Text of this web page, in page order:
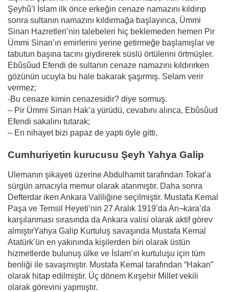
Şeyhû’l İslam ilk önce erkeğin cenaze namazını kıldırıp
sonra sultanın namazını kıldırmağa başlayınca, Ümmi
Sinan Hazretleri’nin talebeleri hiç beklemeden hemen Pir
Ümmi Sinan’ın emirlerini yerine getirmeğe başlamışlar ve
tabutun başına tacını giydirerek süslü örtülerini örtmüşler.
Ebûsûud Efendi de sultanın cenaze namazını kıldırırken
gözünün ucuyla bu hale bakarak şaşırmış. Selam verir
vermez;
-Bu cenaze kimin cenazesidir? diye sormuş.
– Pir Ümmi Sinan Hak’a yürüdü, cevabını alınca, Ebûsûud
Efendi sakalını tutarak;
– En nihayet bizi papaz de yaptı öyle gitti,
Cumhuriyetin kurucusu Şeyh Yahya Galip
Ulemanın şikayeti üzerine Abdulhamit tarafından Tokat’a
sürgün amacıyla memur olarak atanmıştır. Daha sonra
Defterdar iken Ankara Valiliğine seçilmiştir. Mustafa Kemal
Paşa ve Temsil Heyeti’nin 27 Aralık 1919’da An¬kara’da
karşılanması sırasında da Ankara valisi olarak aktif görev
almıştırYahya Galip Kurtuluş savaşında Mustafa Kemal
Atatürk’ün en yakınında kişilerden biri olarak üstün
hizmetlerde bulunuş ülke ve İslam’ın kurtuluşu için tüm
benliği ile savaşmıştır. Mustafa Kemal tarafından “Hakan”
olarak hitap edilmiştir. Üç dönem Kırşehir Millet vekili
olarak görevini yapmıştır.